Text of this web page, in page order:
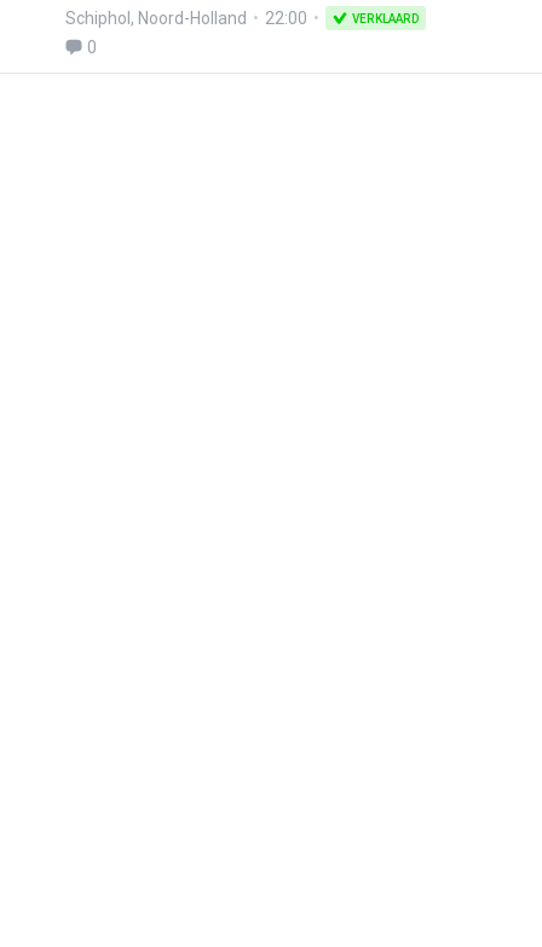
Schiphol , Noord-Holland 22:00 VERKLAARD
0